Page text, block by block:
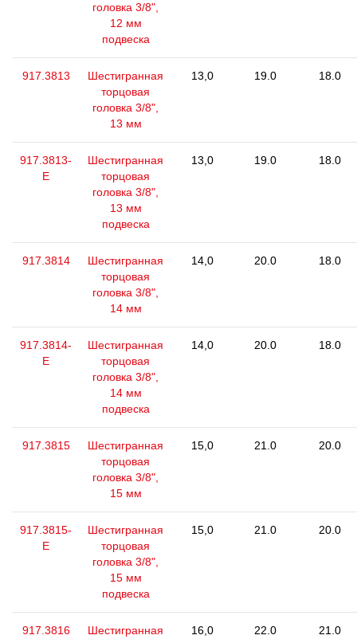
головка 3/8",
12 мм
подвеска
917.3813
Шестигранная
торцовая
головка 3/8",
13 мм
13,0 19.0 18.0
917.3813-
E
Шестигранная
торцовая
головка 3/8",
13 мм
подвеска
13,0 19.0 18.0
917.3814
Шестигранная
торцовая
головка 3/8",
14 мм
14,0 20.0 18.0
917.3814-
E
Шестигранная
торцовая
головка 3/8",
14 мм
подвеска
14,0 20.0 18.0
917.3815
Шестигранная
торцовая
головка 3/8",
15 мм
15,0 21.0 20.0
917.3815-
E
Шестигранная
торцовая
головка 3/8",
15 мм
подвеска
15,0 21.0 20.0
917.3816
Шестигранная
16,0 22.0 21.0